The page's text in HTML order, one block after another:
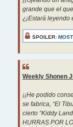
grande que el
¿¡Estará leyendo
SPOILER:
Weekly Shonen
¡¡He podido
se fabrica, “El
cierto “Kiddy
HURRAS POR